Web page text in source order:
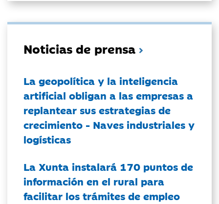
Noticias de prensa
La geopolítica y la inteligencia
artificial obligan a las empresas a
replantear sus estrategias de
crecimiento - Naves industriales y
logísticas
La Xunta instalará 170 puntos de
información en el rural para
facilitar los trámites de empleo